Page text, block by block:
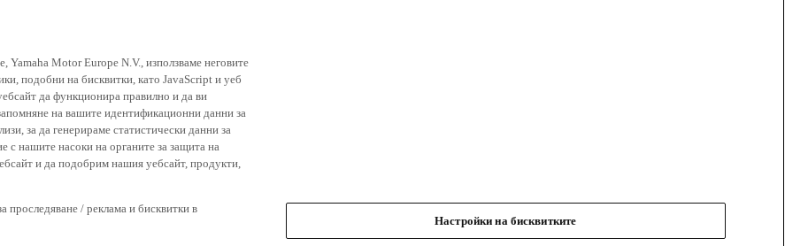
Yamaha Motor Europe N.V., използваме неговите
подобни на бисквитки, като JavaScript и уеб
да функционира правилно и да ви
на вашите идентификационни данни за
за да генерираме статистически данни за
с нашите насоки на органите за защита на
и да подобрим нашия уебсайт, продукти,
проследяване / реклама и бисквитки в
Настройки на бисквитките